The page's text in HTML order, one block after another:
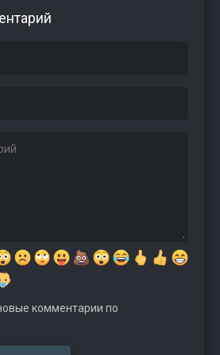
комментарии по